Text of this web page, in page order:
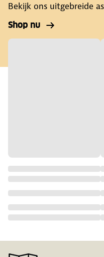
Bekijk ons uitgebreide
Shop nu